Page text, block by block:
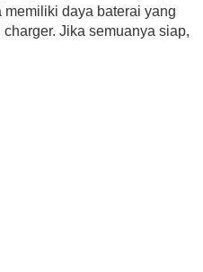
daya baterai yang
Jika semuanya siap,